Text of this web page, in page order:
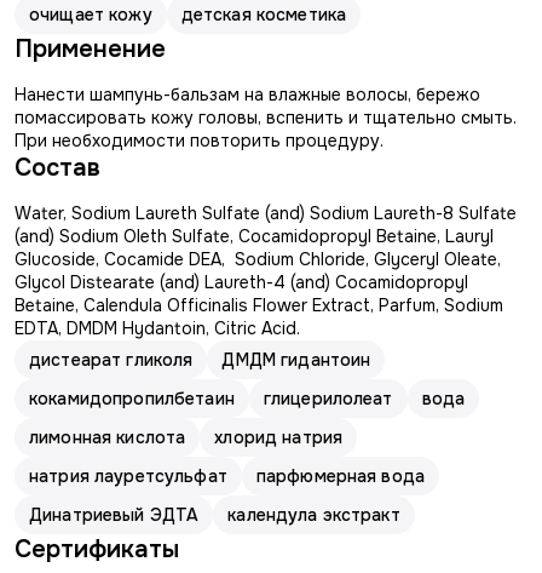
очищает кожу
детская косметика
Применение
Нанести шампунь-бальзам на влажные волосы, бережо
помассировать кожу головы, вспенить и тщательно смыть.
При необходимости повторить процедуру.
Состав
Water, Sodium Laureth Sulfate (and) Sodium Laureth-8 Sulfate
(and) Sodium Oleth Sulfate, Сocamidopropyl Betaine, Lauryl
Glucoside, Cocamide DEA, Sodium Chloride, Glyceryl Oleate,
Glycol Distearate (and) Laureth-4 (and) Сocamidopropyl
Betaine, Сalendula Officinalis Flower Extract, Parfum, Sodium
EDTA, DMDM Hydantoin, Citric Acid.
дистеарат гликоля
ДМДМ гидантоин
кокамидопропилбетаин
глицерилолеат
вода
лимонная кислота
хлорид натрия
натрия лауретсульфат
парфюмерная вода
Динатриевый ЭДТА
календула экстракт
Сертификаты